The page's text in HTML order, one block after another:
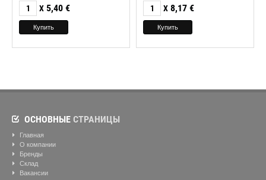
X 5,40 € X 8,17 €
ОСНОВНЫЕ СТРАНИЦЫ
Главная
О компании
Бренды
Склад
Вакансии